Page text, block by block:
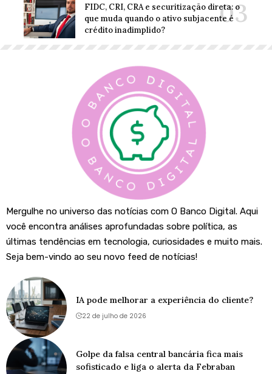
FIDC, CRI, CRA e securitização direta: o
que muda quando o ativo subjacente é
crédito inadimplido?
Mergulhe no universo das notícias com O Banco Digital. Aqui
você encontra análises aprofundadas sobre política, as
últimas tendências em tecnologia, curiosidades e muito mais.
Seja bem-vindo ao seu novo feed de notícias!
IA pode melhorar a experiência do cliente?
22 de julho de 2026
Golpe da falsa central bancária fica mais
sofisticado e liga o alerta da Febraban